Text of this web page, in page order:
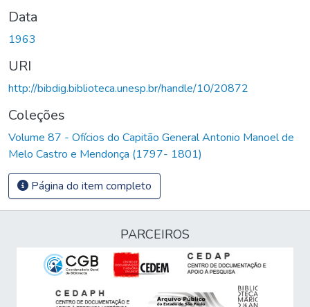
Data
1963
URI
http://bibdig.biblioteca.unesp.br/handle/10/20872
Coleções
Volume 87 - Ofícios do Capitão General Antonio Manoel de
Melo Castro e Mendonça (1797- 1801)
Página do item completo
PARCEIROS